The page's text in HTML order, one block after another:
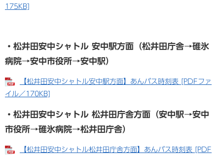
175KB]
・松井田安中シャトル 安中駅方面（松井田庁舎→碓氷
病院→安中市役所→安中駅）
【松井田安中シャトル安中駅方面】あんバス時刻表 [PDFファ
イル／170KB]
​・松井田安中シャトル 松井田庁舎方面（安中駅→安中
市役所→碓氷病院→松井田庁舎）
【松井田安中シャトル松井田庁舎方面】あんバス時刻表 [PDF